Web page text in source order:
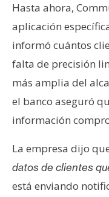
Hasta ahora,
aplicación
informó cuántos
falta de precisión
más amplia del
el banco aseguró
información
La empresa dijo
datos de clientes
está enviando